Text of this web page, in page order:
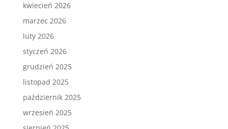
kwiecień 2026
marzec 2026
luty 2026
styczeń 2026
grudzień 2025
listopad 2025
październik 2025
wrzesień 2025